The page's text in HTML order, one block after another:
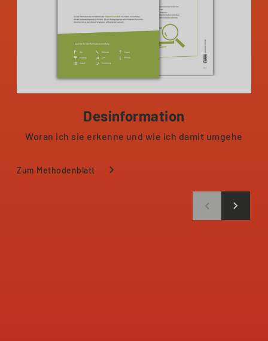
Desinformation
Woran ich sie erkenne und wie ich damit umgehe
Zum Methodenblatt